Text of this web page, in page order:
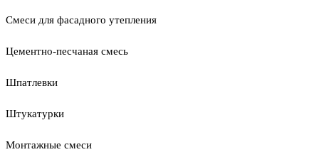
Смеси для фасадного утепления
Цементно-песчаная смесь
Шпатлевки
Штукатурки
Монтажные смеси